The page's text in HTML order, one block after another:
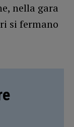
nella gara
si fermano